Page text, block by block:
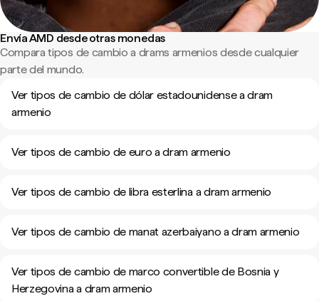
Envía AMD desde otras monedas
Compara tipos de cambio a drams armenios desde cualquier
parte del mundo.
Ver tipos de cambio de dólar estadounidense a dram
armenio
Ver tipos de cambio de euro a dram armenio
Ver tipos de cambio de libra esterlina a dram armenio
Ver tipos de cambio de manat azerbaiyano a dram armenio
Ver tipos de cambio de marco convertible de Bosnia y
Herzegovina a dram armenio